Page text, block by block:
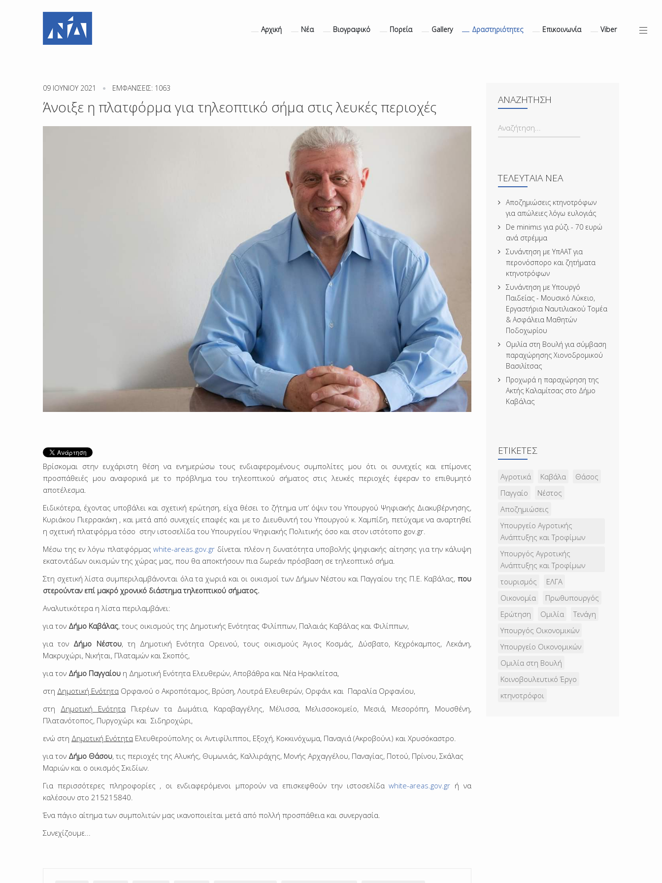
Αρχική Νέα Βιογραφικό Πορεία Gallery Δραστηριότητες Επικοινωνία Viber
09 ΙΟΥΝΊΟΥ 2021 ΕΜΦΑΝΊΣΕΙΣ: 1063
Άνοιξε η πλατφόρμα για τηλεοπτικό σήμα στις λευκές περιοχές
Βρίσκομαι στην ευχάριστη θέση να ενημερώσω τους ενδιαφερομένους συμπολίτες μου ότι οι συνεχείς και επίμονες
προσπάθειές μου αναφορικά με το πρόβλημα του τηλεοπτικού σήματος στις λευκές περιοχές έφεραν το επιθυμητό
αποτέλεσμα.
Ειδικότερα, έχοντας υποβάλει και σχετική ερώτηση, είχα θέσει το ζήτημα υπ’ όψιν του Υπουργού Ψηφιακής Διακυβέρνησης,
Κυριάκου Πιερρακάκη , και μετά από συνεχείς επαφές και με το Διευθυντή του Υπουργού κ. Χαμπίδη, πετύχαμε να αναρτηθεί
η σχετική πλατφόρμα τόσο στην ιστοσελίδα του Υπουργείου Ψηφιακής Πολιτικής όσο και στον ιστότοπο gov.gr.
Μέσω της εν λόγω πλατφόρμαςwhite-areas.gov.gr δίνεται πλέον η δυνατότητα υποβολής ψηφιακής αίτησης για την κάλυψη
εκατοντάδων οικισμών της χώρας μας, που θα αποκτήσουν πια δωρεάν πρόσβαση σε τηλεοπτικό σήμα.
Στη σχετική λίστα συμπεριλαμβάνονται όλα τα χωριά και οι οικισμοί των Δήμων Νέστου και Παγγαίου της Π.Ε. Καβάλας, που
στερούνταν επί μακρό χρονικό διάστημα τηλεοπτικού σήματος.
Αναλυτικότερα η λίστα περιλαμβάνει:
για τον Δήμο Καβάλας, τους οικισμούς της Δημοτικής Ενότητας Φιλίππων, Παλαιάς Καβάλας και Φιλίππων,
για τον Δήμο Νέστου, τη Δημοτική Ενότητα Ορεινού, τους οικισμούς Άγιος Κοσμάς, Δύσβατο, Κεχρόκαμπος, Λεκάνη,
Μακρυχώρι, Νικήται, Πλαταμών και Σκοπός,
για τον Δήμο Παγγαίου η Δημοτική Ενότητα Ελευθερών, Αποβάθρα και Νέα Ηρακλείτσα,
στη Δημοτική Ενότητα Ορφανού ο Ακροπόταμος, Βρύση, Λουτρά Ελευθερών, Ορφάνι και Παραλία Ορφανίου,
στη Δημοτική Ενότητα Πιερέων τα Δωμάτια, Καραβαγγέλης, Μέλισσα, Μελισσοκομείο, Μεσιά, Μεσορόπη, Μουσθένη,
Πλατανότοπος, Πυργοχώρι και Σιδηροχώρι,
ενώ στη Δημοτική Ενότητα Ελευθερούπολης οι Αντιφίλιπποι, Εξοχή, Κοκκινόχωμα, Παναγιά (Ακροβούνι) και Χρυσόκαστρο.
για τον Δήμο Θάσου, τις περιοχές της Αλυκής, Θυμωνιάς, Καλλιράχης, Μονής Αρχαγγέλου, Παναγίας, Ποτού, Πρίνου, Σκάλας
Μαριών και ο οικισμός Σκιδίων.
Για περισσότερες πληροφορίες , οι ενδιαφερόμενοι μπορούν να επισκεφθούν την ιστοσελίδαwhite-areas.gov.gr ή να
καλέσουν στο 215215840.
Ένα πάγιο αίτημα των συμπολιτών μας ικανοποιείται μετά από πολλή προσπάθεια και συνεργασία.
Συνεχίζουμε...
ΑΝΑΖΉΤΗΣΗ
ΑΝΑΖΉΤΗΣΗ...
ΤΕΛΕΥΤΑΊΑ ΝΈΑ
Αποζημιώσεις κτηνοτρόφων
για απώλειες λόγω ευλογιάς
De minimιs για ρύζι - 70 ευρώ
ανά στρέμμα
Συνάντηση με ΥπΑΑΤ για
περονόσπορο και ζητήματα
κτηνοτρόφων
Συνάντηση με Υπουργό
Παιδείας - Μουσικό Λύκειο,
Εργαστήρια Ναυτιλιακού Τομέα
& Ασφάλεια Μαθητών
Ποδοχωρίου
Ομιλία στη Βουλή για σύμβαση
παραχώρησης Χιονοδρομικού
Βασιλίτσας
Προχωρά η παραχώρηση της
Ακτής Καλαμίτσας στο Δήμο
Καβάλας
ΕΤΙΚΈΤΕΣ
Αγροτικά Καβάλα
Θάσος
Παγγαίο
Νέστος
Αποζημιώσεις
Υπουργείο Αγροτικής
Ανάπτυξης και Τροφίμων
Υπουργός Αγροτικής
Ανάπτυξης και Τροφίμων
τουρισμός
ΕΛΓΑ
Οικονομία
Πρωθυπουργός
Ερώτηση
Ομιλία
Τενάγη
Υπουργός Οικονομικών
Υπουργείο Οικονομικών
Ομιλία στη Βουλή
Κοινοβουλευτικό Έργο
κτηνοτρόφοι